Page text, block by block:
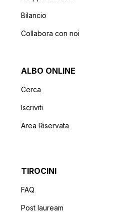
Bilancio
Collabora con noi
ALBO ONLINE
Cerca
Iscriviti
Area Riservata
TIROCINI
FAQ
Post lauream